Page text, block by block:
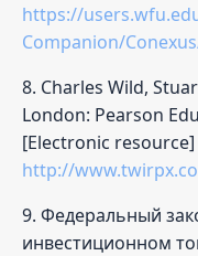
https://
Companion/
8. Charles Wild,
London: Pearson
[Electronic
http://
9. Федеральный
инвестиционном